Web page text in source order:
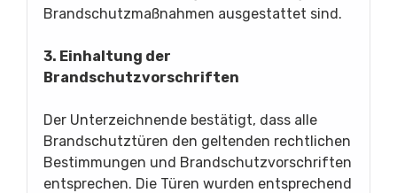
Brandschutzmaßnahmen ausgestattet sind.
3. Einhaltung der
Brandschutzvorschriften
Der Unterzeichnende bestätigt, dass alle
Brandschutztüren den geltenden rechtlichen
Bestimmungen und Brandschutzvorschriften
entsprechen. Die Türen wurden entsprechend